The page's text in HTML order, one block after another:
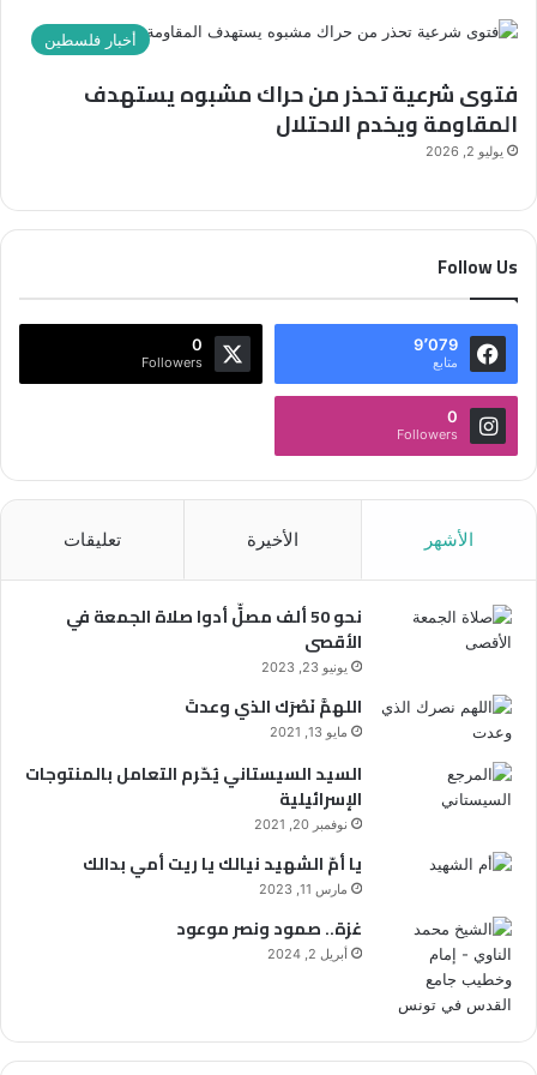
أخبار فلسطين
فتوى شرعية تحذر من حراك مشبوه يستهدف
المقاومة ويخدم الاحتلال
يوليو 2, 2026
Follow Us
9٬079
متابع
0
Followers
0
Followers
الأشهر الأخيرة تعليقات
نحو 50 ألف مصلٍّ أدوا صلاة الجمعة في
الأقصى
يونيو 23, 2023
اللهمَّ نَصْرَك الذي وعدتَ
مايو 13, 2021
السيد السيستاني يُحّرم التعامل بالمنتوجات
الإسرائيلية
نوفمبر 20, 2021
يا أمّ الشهيد نيالك يا ريت أمي بدالك
مارس 11, 2023
غزة.. صمود ونصر موعود
أبريل 2, 2024